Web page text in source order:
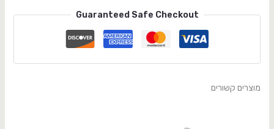
Guaranteed Safe Checkout
מוצרים קשורים